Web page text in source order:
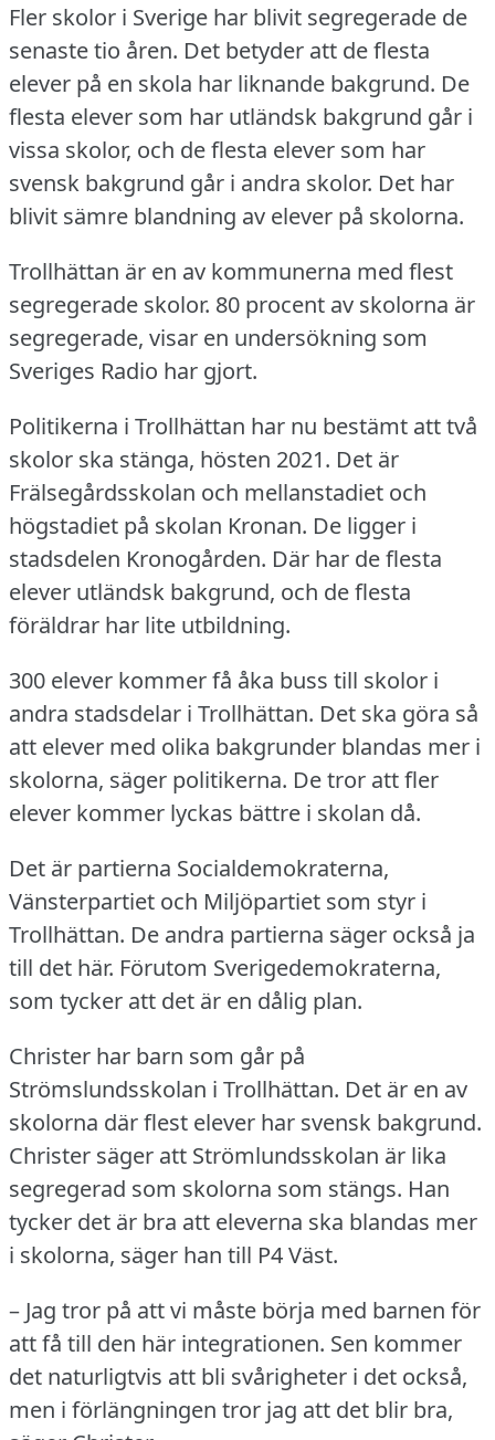
Fler skolor i Sverige har blivit segregerade de
senaste tio åren. Det betyder att de flesta
elever på en skola har liknande bakgrund. De
flesta elever som har utländsk bakgrund går i
vissa skolor, och de flesta elever som har
svensk bakgrund går i andra skolor. Det har
blivit sämre blandning av elever på skolorna.
Trollhättan är en av kommunerna med flest
segregerade skolor. 80 procent av skolorna är
segregerade, visar en undersökning som
Sveriges Radio har gjort.
Politikerna i Trollhättan har nu bestämt att två
skolor ska stänga, hösten 2021. Det är
Frälsegårdsskolan och mellanstadiet och
högstadiet på skolan Kronan. De ligger i
stadsdelen Kronogården. Där har de flesta
elever utländsk bakgrund, och de flesta
föräldrar har lite utbildning.
300 elever kommer få åka buss till skolor i
andra stadsdelar i Trollhättan. Det ska göra så
att elever med olika bakgrunder blandas mer i
skolorna, säger politikerna. De tror att fler
elever kommer lyckas bättre i skolan då.
Det är partierna Socialdemokraterna,
Vänsterpartiet och Miljöpartiet som styr i
Trollhättan. De andra partierna säger också ja
till det här. Förutom Sverigedemokraterna,
som tycker att det är en dålig plan.
Christer har barn som går på
Strömslundsskolan i Trollhättan. Det är en av
skolorna där flest elever har svensk bakgrund.
Christer säger att Strömlundsskolan är lika
segregerad som skolorna som stängs. Han
tycker det är bra att eleverna ska blandas mer
i skolorna, säger han till P4 Väst.
– Jag tror på att vi måste börja med barnen för
att få till den här integrationen. Sen kommer
det naturligtvis att bli svårigheter i det också,
men i förlängningen tror jag att det blir bra,